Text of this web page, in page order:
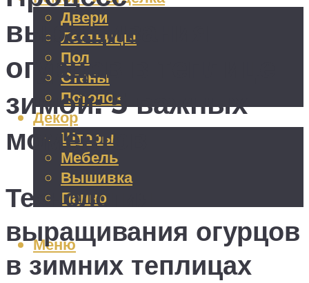
Двери
Лестницы
Пол
Стены
Потолок
Декор
Шторы
Мебель
Вышивка
Панно
Меню
выращивания
огурцов в теплице
зимой: 5 важных
моментов
Технология
выращивания огурцов
в зимних теплицах